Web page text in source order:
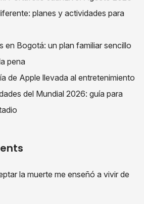
planes y actividades para
en Bogotá: un plan familiar sencillo
pena
de Apple llevada al entretenimiento
del Mundial 2026: guía para
la muerte me enseñó a vivir de